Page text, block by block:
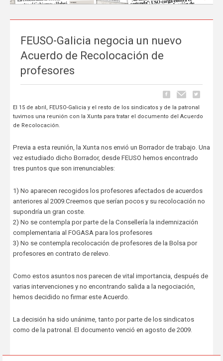
La prensa nacional se hace eco del liderazgo
de FEUSO frente al Proyecto de Ley que
excluye a la concertada
La tramitación del Proyecto de Ley de reducción de la jornada
lectiva del profesorado ha comenzado a ocupar espacio en los
FEUSO-Galicia negocia un nuevo
Acuerdo de Recolocación de
profesores
El 15 de abril, FEUSO-Galicia y el resto de los sindicatos y de la patronal
tuvimos una reunión con la Xunta para tratar el documento del Acuerdo
de Recolocación.
Previa a esta reunión, la Xunta nos envió un Borrador de trabajo. Una
vez estudiado dicho Borrador, desde FEUSO hemos encontrado
tres puntos que son irrenunciables:
1) No aparecen recogidos los profesores afectados de acuerdos
anteriores al 2009.Creemos que serían pocos y su recolocación no
supondría un gran coste.
2) No se contempla por parte de la Consellería la indemnización
complementaria al FOGASA para los profesores
3) No se contempla recolocación de profesores de la Bolsa por
profesores en contrato de relevo.
Como estos asuntos nos parecen de vital importancia, después de
varias intervenciones y no encontrando salida a la negociación,
hemos decidido no firmar este Acuerdo.
La decisión ha sido unánime, tanto por parte de los sindicatos
como de la patronal. El documento venció en agosto de 2009.